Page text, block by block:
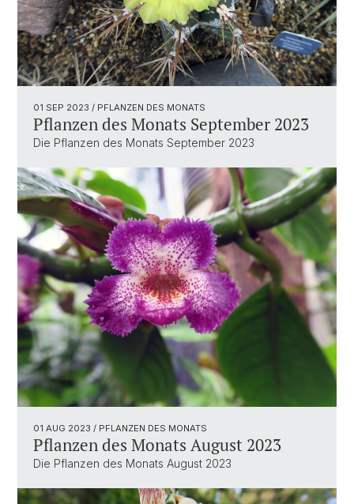
01 SEP 2023 / PFLANZEN DES MONATS
Pflanzen des Monats September 2023
Die Pflanzen des Monats September 2023
01 AUG 2023 / PFLANZEN DES MONATS
Pflanzen des Monats August 2023
Die Pflanzen des Monats August 2023